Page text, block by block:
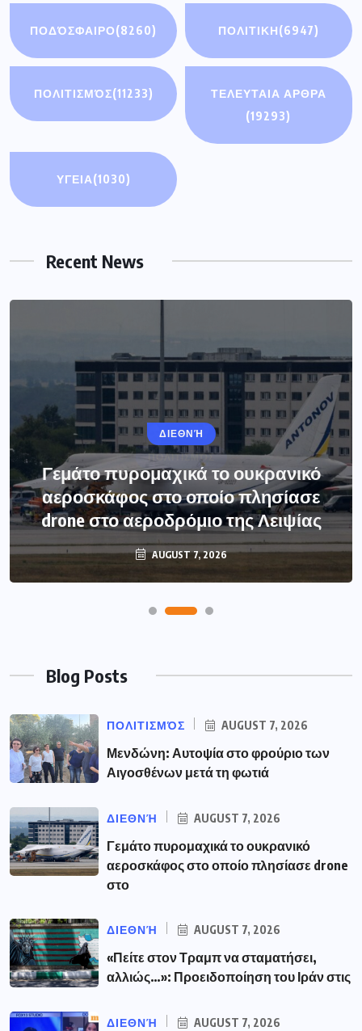
ΠΟΔΌΣΦΑΙΡΟ(8260) ΠΟΛΙΤΙΚΗ(6947)
ΠΟΛΙΤΙΣΜΌΣ(11233)
ΤΕΛΕΥΤΑΙΑ ΑΡΘΡΑ
(19293)
ΥΓΕΙΑ(1030)
Recent News
ΔΙΕΘΝΉ
Γεμάτο πυρομαχικά το ουκρανικό
αεροσκάφος στο οποίο πλησίασε
drone στο αεροδρόμιο της Λειψίας
AUGUST 7, 2026
Blog Posts
ΠΟΛΙΤΙΣΜΌΣ AUGUST 7, 2026
Μενδώνη: Αυτοψία στο φρούριο των
Αιγοσθένων μετά τη φωτιά
ΔΙΕΘΝΉ AUGUST 7, 2026
Γεμάτο πυρομαχικά το ουκρανικό
αεροσκάφος στο οποίο πλησίασε drone
στο
ΔΙΕΘΝΉ AUGUST 7, 2026
«Πείτε στον Τραμπ να σταματήσει,
αλλιώς…»: Προειδοποίηση του Ιράν στις
ΔΙΕΘΝΉ AUGUST 7, 2026